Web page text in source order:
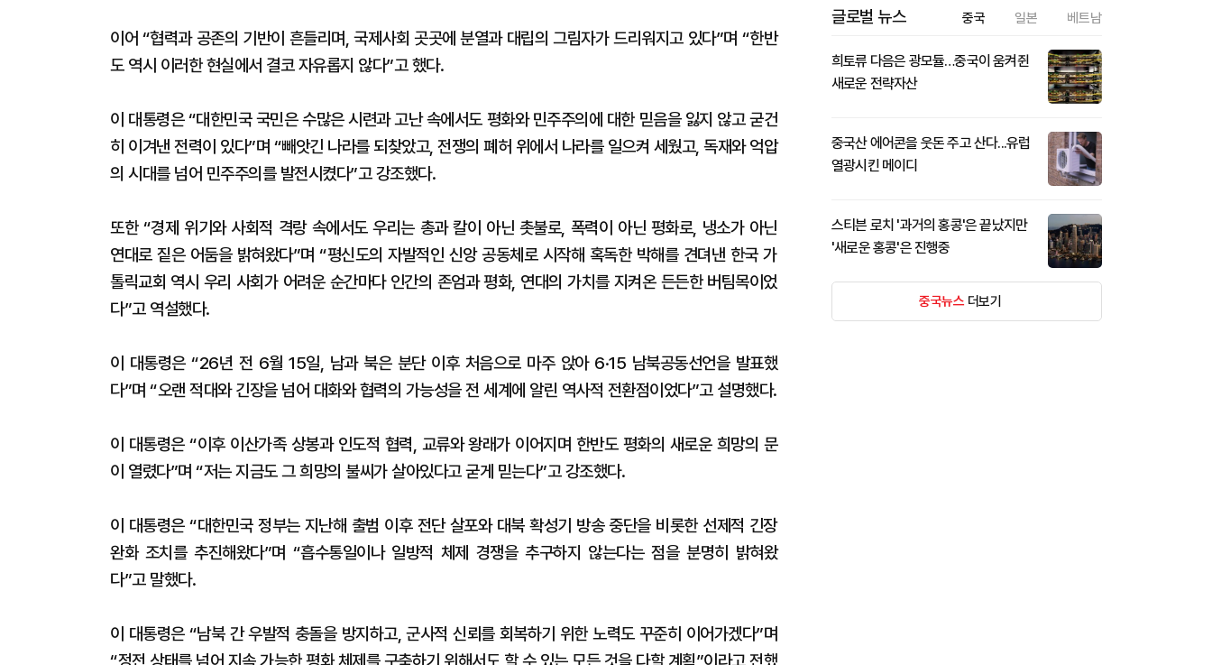
이어 “협력과 공존의 기반이 흔들리며, 국제사회 곳곳에 분열과 대립의 그림자가 드리워지고 있다”며 “한반
도 역시 이러한 현실에서 결코 자유롭지 않다”고 했다.
이 대통령은 “대한민국 국민은 수많은 시련과 고난 속에서도 평화와 민주주의에 대한 믿음을 잃지 않고 굳건
히 이겨낸 전력이 있다”며 “빼앗긴 나라를 되찾았고, 전쟁의 폐허 위에서 나라를 일으켜 세웠고, 독재와 억압
의 시대를 넘어 민주주의를 발전시켰다”고 강조했다.
또한 “경제 위기와 사회적 격랑 속에서도 우리는 총과 칼이 아닌 촛불로, 폭력이 아닌 평화로, 냉소가 아닌
연대로 짙은 어둠을 밝혀왔다”며 “평신도의 자발적인 신앙 공동체로 시작해 혹독한 박해를 견뎌낸 한국 가
톨릭교회 역시 우리 사회가 어려운 순간마다 인간의 존엄과 평화, 연대의 가치를 지켜온 든든한 버팀목이었
다”고 역설했다.
이 대통령은 “26년 전 6월 15일, 남과 북은 분단 이후 처음으로 마주 앉아 6·15 남북공동선언을 발표했
다”며 “오랜 적대와 긴장을 넘어 대화와 협력의 가능성을 전 세계에 알린 역사적 전환점이었다”고 설명했다.
이 대통령은 “이후 이산가족 상봉과 인도적 협력, 교류와 왕래가 이어지며 한반도 평화의 새로운 희망의 문
이 열렸다”며 “저는 지금도 그 희망의 불씨가 살아있다고 굳게 믿는다”고 강조했다.
이 대통령은 “대한민국 정부는 지난해 출범 이후 전단 살포와 대북 확성기 방송 중단을 비롯한 선제적 긴장
완화 조치를 추진해왔다”며 “흡수통일이나 일방적 체제 경쟁을 추구하지 않는다는 점을 분명히 밝혀왔
다”고 말했다.
이 대통령은 “남북 간 우발적 충돌을 방지하고, 군사적 신뢰를 회복하기 위한 노력도 꾸준히 이어가겠다”며
글로벌 뉴스 중국 일본 베트남
희토류 다음은 광모듈…중국이 움켜쥔
새로운 전략자산
중국산 에어콘을 웃돈 주고 산다...유럽
열광시킨 메이디
스티븐 로치 '과거의 홍콩'은 끝났지만
'새로운 홍콩'은 진행중
중국뉴스더보기